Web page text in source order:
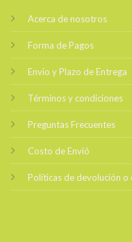
Acerca de nosotros
Forma de Pagos
Envio y Plazo de Entrega
Términos y condiciones
Preguntas Frecuentes
Costo de Envió
Políticas de devolución o